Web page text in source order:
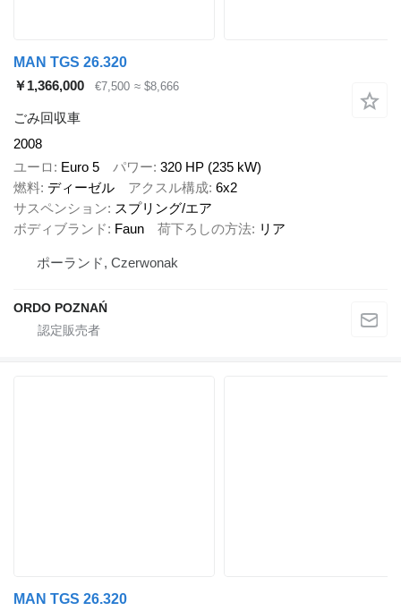
MAN TGS 26.320
￥1,366,000
€7,500 ≈ $8,666
ごみ回収車
2008
ユーロ
Euro 5 パワー 320 HP (235 kW)
燃料 ディーゼル アクスル構成 6x2
サスペンション
スプリング/エア
ボディブランド
Faun 荷下ろしの方法 リア
ポーランド, Czerwonak
ORDO POZNAŃ
MAN TGS 26.320